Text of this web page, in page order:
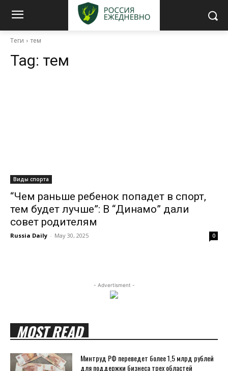
Теги тем
Tag: тем
Виды спорта
“Чем раньше ребенок попадет в спорт,
тем будет лучше”: В “Динамо” дали
совет родителям
Russia Daily - May 30, 2025 0
- Advertisment -
MOST READ
Минтруд РФ переведет более 1,5 млрд рублей
для поддержки бизнеса трех областей